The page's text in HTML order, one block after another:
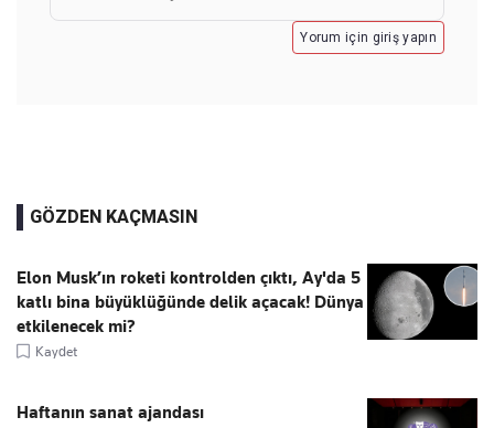
Yorum için giriş yapın
GÖZDEN KAÇMASIN
Elon Musk’ın roketi kontrolden çıktı, Ay'da 5
katlı bina büyüklüğünde delik açacak! Dünya
etkilenecek mi?
Kaydet
Haftanın sanat ajandası